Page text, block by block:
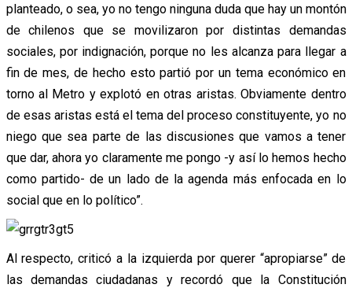
planteado, o sea, yo no tengo ninguna duda que hay un montón
de chilenos que se movilizaron por distintas demandas
sociales, por indignación, porque no les alcanza para llegar a
fin de mes, de hecho esto partió por un tema económico en
torno al Metro y explotó en otras aristas. Obviamente dentro
de esas aristas está el tema del proceso constituyente, yo no
niego que sea parte de las discusiones que vamos a tener
que dar, ahora yo claramente me pongo -y así lo hemos hecho
como partido- de un lado de la agenda más enfocada en lo
social que en lo político”.
Al respecto, criticó a la izquierda por querer “apropiarse” de
las demandas ciudadanas y recordó que la Constitución